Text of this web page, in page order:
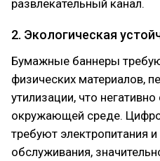
развлекательный канал.
2. Экологическая
Бумажные баннеры
физических материалов,
утилизации, что
окружающей среде.
требуют электропитания
обслуживания,